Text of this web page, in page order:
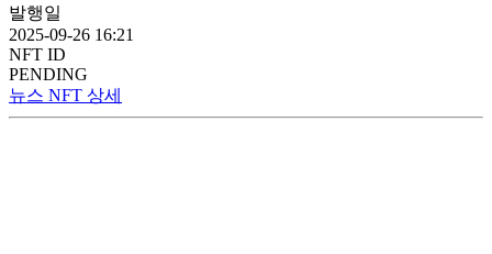
발행일
2025-09-26 16:21
NFT ID
PENDING
뉴스 NFT 상세